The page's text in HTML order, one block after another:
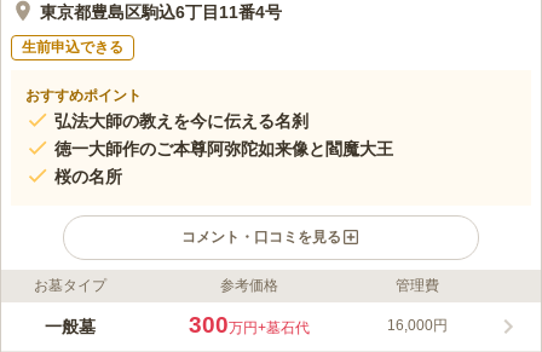
東京都豊島区駒込6丁目11番4号
生前申込できる
おすすめポイント
弘法大師の教えを今に伝える名刹
徳一大師作のご本尊阿弥陀如来像と閻魔大王
桜の名所
コメント・口コミを見る
ライフドット編集部のコメント
西福寺は慶長元年（1596年）に創建された真言宗豊山派の名刹
お墓タイプ 参考価格 管理費
一般墓 300万円+墓石代 16,000円